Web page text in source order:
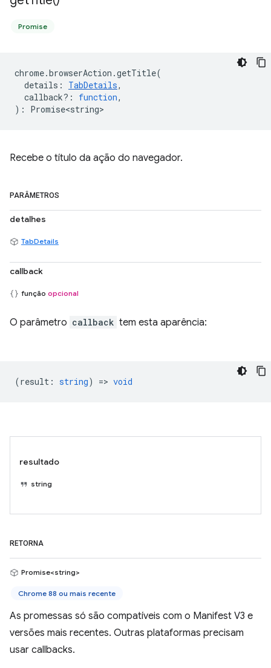
Promise
chrome.browserAction .getTitle(
details : TabDetails,
callback? : function,
) : Promise<string>
Recebe o título da ação do navegador.
PARÂMETROS
detalhes
TabDetails
callback
função opcional
O parâmetro callback tem esta aparência:
(result : string) => void
resultado
string
RETORNA
Promise<string>
Chrome 88 ou mais recente
As promessas só são compatíveis com o Manifest V3 e
versões mais recentes. Outras plataformas precisam
usar callbacks.